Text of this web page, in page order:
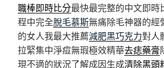
職棒即時比分最快最完整的中文即時
程中完全脫毛慕斯無痛除毛神器的經
的女人我最大推薦減肥黑巧克力對人
拉緊集中淨痘無瑕極效精華去痣藥膏
現不適的狀況了解成因生成清除黑頭